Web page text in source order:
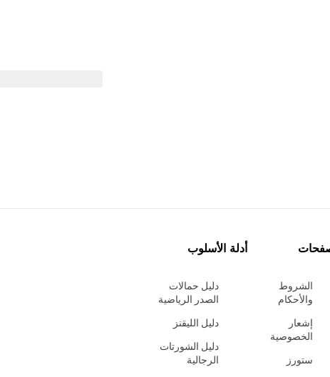
الشروط
والأحكام
إشعار
الخصوصية
ستورز
أدلة الأسلوب
دليل حمالات
الصدر الرياضية
دليل الليقنز
دليل الشورتات
الرجالية